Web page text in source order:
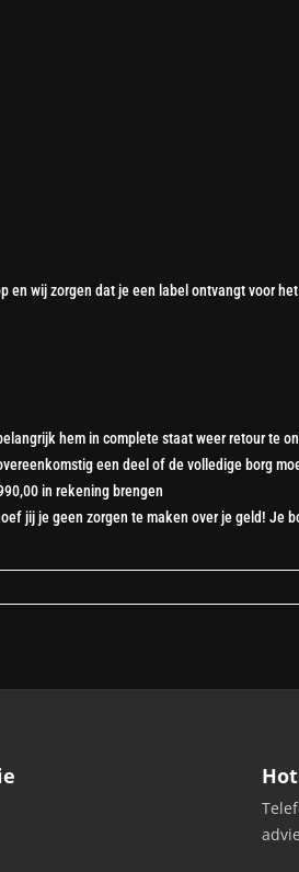
wij zorgen dat je een label ontvangt voor
hem in complete staat weer retour te
een deel of de volledige borg
in rekening brengen
jij je geen zorgen te maken over je geld! Je